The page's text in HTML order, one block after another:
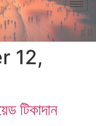
12,
টিকাদান